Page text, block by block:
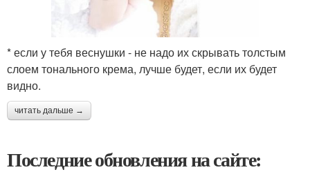
* если у тебя веснушки - не надо их скрывать толстым
слоем тонального крема, лучше будет, если их будет
видно.
читать дальше →
Последние обновления на сайте: